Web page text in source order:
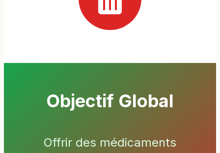
Objectif Global
Offrir des médicaments